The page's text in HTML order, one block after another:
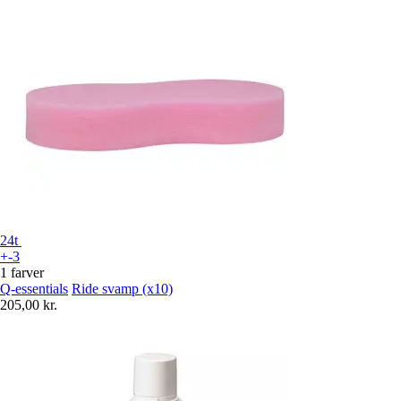
24t
+-3
1 farver
Q-essentials Ride svamp (x10)
205,00 kr.